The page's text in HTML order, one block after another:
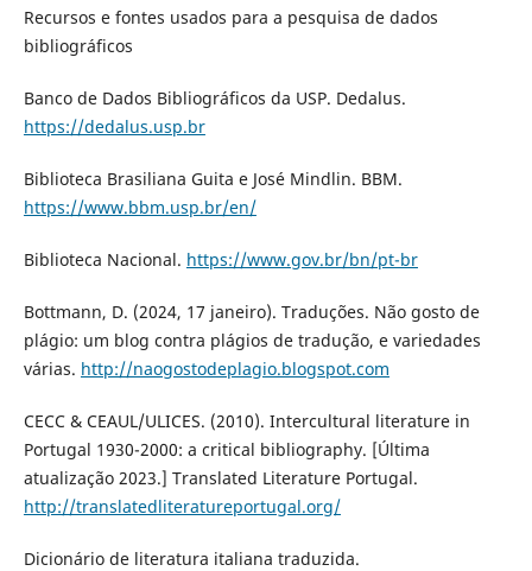
Recursos e fontes usados para a pesquisa de dados
bibliográficos
Banco de Dados Bibliográficos da USP. Dedalus.
https://dedalus.usp.br
Biblioteca Brasiliana Guita e José Mindlin. BBM.
https://www.bbm.usp.br/en/
Biblioteca Nacional. https://www.gov.br/bn/pt-br
Bottmann, D. (2024, 17 janeiro). Traduções. Não gosto de
plágio: um blog contra plágios de tradução, e variedades
várias. http://naogostodeplagio.blogspot.com
CECC & CEAUL/ULICES. (2010). Intercultural literature in
Portugal 1930-2000: a critical bibliography. [Última
atualização 2023.] Translated Literature Portugal.
http://translatedliteratureportugal.org/
Dicionário de literatura italiana traduzida.